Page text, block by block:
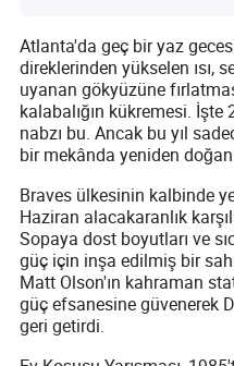
Atlanta'da geç bir yaz
direklerinden yükselen ısı,
uyanan gökyüzüne
kalabalığın kükremesi. İşte
nabzı bu. Ancak bu yıl
bir mekânda yeniden
Braves ülkesinin kalbinde
Haziran alacakaranlık
Sopaya dost boyutları ve
güç için inşa edilmiş bir
Matt Olson'ın kahraman
güç efsanesine güvenerek
geri getirdi.